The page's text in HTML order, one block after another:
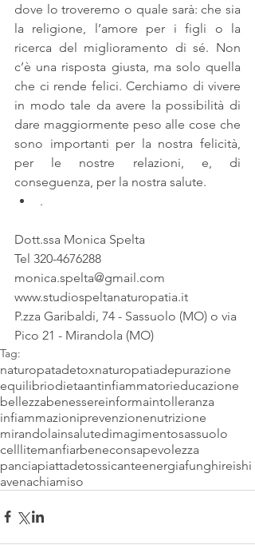
dove lo troveremo o quale sarà: che sia
la religione, l’amore per i figli o la
ricerca del miglioramento di sé. Non
c’è una risposta giusta, ma solo quella
che ci rende felici. Cerchiamo di vivere
in modo tale da avere la possibilità di
dare maggiormente peso alle cose che
sono importanti per la nostra felicità,
per le nostre relazioni, e, di
conseguenza, per la nostra salute.
.
Dott.ssa Monica Spelta
Tel 320-4676288
monica.spelta@gmail.com
www.studiospeltanaturopatia.it
P.zza Garibaldi, 74 - Sassuolo (MO) o via
Pico 21 - Mirandola (MO)
Tag:
naturopatadetoxnaturopatiadepurazione
equilibriodietaantinfiammatorieducazione
bellezzabenessereinformaintolleranza
infiammazioniprevenzionenutrizione
mirandolainsalutedimagimentosassuolo
celllitemanfiarbeneconsapevolezza
panciapiattadetossicanteenergiafunghireishi
avenachiamiso